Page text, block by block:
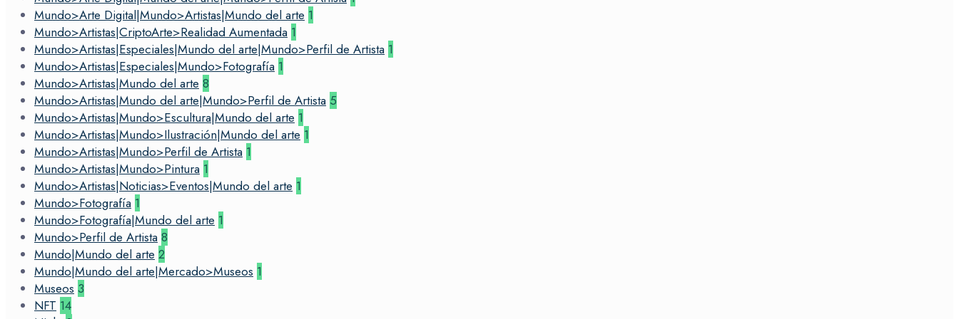
Mundo>Arte Digital|Mundo>Artistas|Mundo del arte 1
Mundo>Artistas|CriptoArte>Realidad Aumentada 1
Mundo>Artistas|Especiales|Mundo del arte|Mundo>Perfil de Artista 1
Mundo>Artistas|Especiales|Mundo>Fotografía 1
Mundo>Artistas|Mundo del arte 8
Mundo>Artistas|Mundo del arte|Mundo>Perfil de Artista 5
Mundo>Artistas|Mundo>Escultura|Mundo del arte 1
Mundo>Artistas|Mundo>Ilustración|Mundo del arte 1
Mundo>Artistas|Mundo>Perfil de Artista 1
Mundo>Artistas|Mundo>Pintura 1
Mundo>Artistas|Noticias>Eventos|Mundo del arte 1
Mundo>Fotografía 1
Mundo>Fotografía|Mundo del arte 1
Mundo>Perfil de Artista 8
Mundo|Mundo del arte 2
Mundo|Mundo del arte|Mercado>Museos 1
Museos 3
NFT 14